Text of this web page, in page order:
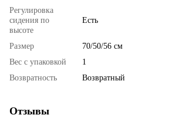
Регулировка
сидения по
высоте
Есть
Размер
70/50/56 см
Вес с упаковкой
1
Возвратность
Возвратный
Отзывы